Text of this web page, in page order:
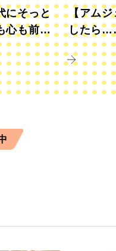
にそっと
心も前向
【アムジ
したら
すか？